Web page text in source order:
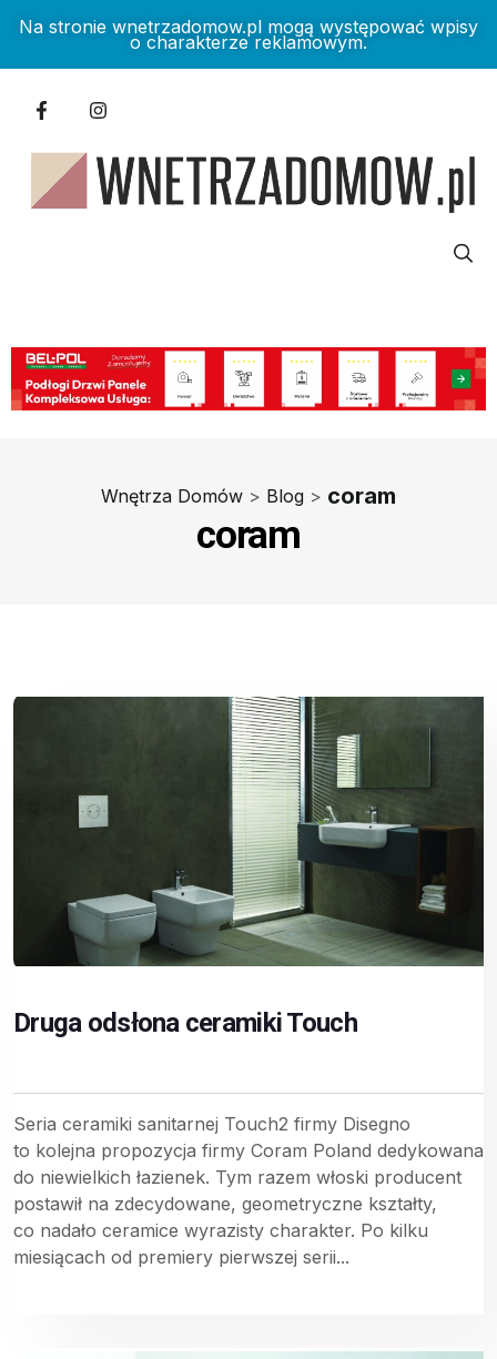
Na stronie wnetrzadomow.pl mogą występować wpisy
o charakterze reklamowym.
Wnętrza Domów > Blog > coram
coram
Druga odsłona ceramiki Touch
Seria ceramiki sanitarnej Touch2 firmy Disegno
to kolejna propozycja firmy Coram Poland dedykowana
do niewielkich łazienek. Tym razem włoski producent
postawił na zdecydowane, geometryczne kształty,
co nadało ceramice wyrazisty charakter. Po kilku
miesiącach od premiery pierwszej serii...